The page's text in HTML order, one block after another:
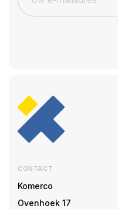
CONTACT
Komerco
Ovenhoek 17